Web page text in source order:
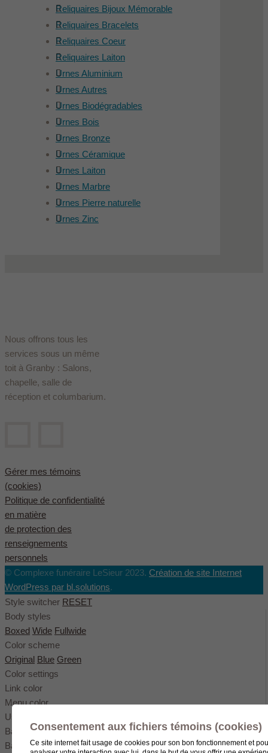
Reliquaires Bijoux Mémorable
Reliquaires Bracelets
Reliquaires Coeur
Reliquaires Laiton
Urnes Aluminium
Urnes Autres
Urnes Biodégradables
Urnes Bois
Urnes Bronze
Urnes Céramique
Urnes Laiton
Urnes Marbre
Urnes Pierre naturelle
Urnes Zinc
Nous offrons tous les
services sous un même
toit à Granby : Salons,
chapelle, salle de
réception et columbarium.
Gérer mes témoins
(cookies)
Politique de confidentialité
en matière
de protection des
renseignements
personnels
© Complexe funéraire LeSieur 2023. Création de site Internet
WordPress par bl.solutions.
Style switcher RESET
Body styles
Boxed Wide Fullwide
Color scheme
Original Blue Green
Color settings
Link color
Menu color
User color
Background pattern
Background image
Consentement aux fichiers témoins (cookies)
Ce site internet fait usage de cookies pour son bon fonctionnement et